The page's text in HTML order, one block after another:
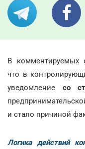
В комментируемых
что в
уведомление со
и стало причиной
Логика действий